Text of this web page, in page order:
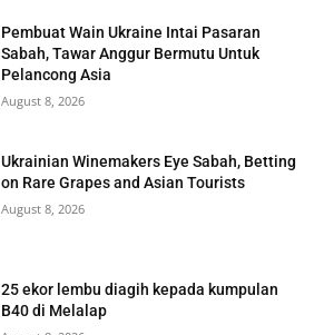
Pembuat Wain Ukraine Intai Pasaran
Sabah, Tawar Anggur Bermutu Untuk
Pelancong Asia
August 8, 2026
Ukrainian Winemakers Eye Sabah, Betting
on Rare Grapes and Asian Tourists
August 8, 2026
25 ekor lembu diagih kepada kumpulan
B40 di Melalap